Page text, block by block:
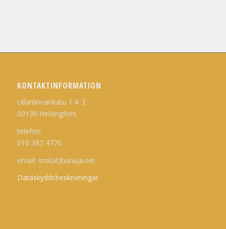
KONTAKTINFORMATION
Ullanlinnankatu 1 A 3
00130 Helsingfors
telefon:
010 387 4770
email: sml(at)hunaja.net
Dataskyddsbeskrivningar